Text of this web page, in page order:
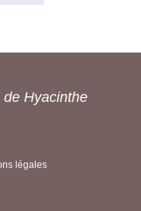
Hyacinthe
légales